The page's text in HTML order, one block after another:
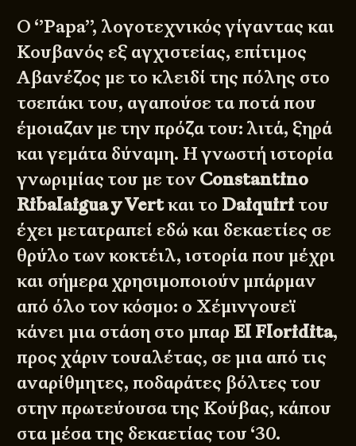
Ο ‘’Papa’’, λογοτεχνικός γίγαντας και
Κουβανός εξ αγχιστείας, επίτιμος
Αβανέζος με το κλειδί της πόλης στο
τσεπάκι του, αγαπούσε τα ποτά που
έμοιαζαν με την πρόζα του: λιτά, ξηρά
και γεμάτα δύναμη. Η γνωστή ιστορία
γνωριμίας του με τον Constantino
Ribalaigua y Vertκαι το Daiquiri του
έχει μετατραπεί εδώ και δεκαετίες σε
θρύλο των κοκτέιλ, ιστορία που μέχρι
και σήμερα χρησιμοποιούν μπάρμαν
από όλο τον κόσμο: ο Χέμινγουεϊ
κάνει μια στάση στο μπαρ El Floridita,
προς χάριν τουαλέτας, σε μια από τις
αναρίθμητες, ποδαράτες βόλτες του
στην πρωτεύουσα της Κούβας, κάπου
στα μέσα της δεκαετίας του ‘30.